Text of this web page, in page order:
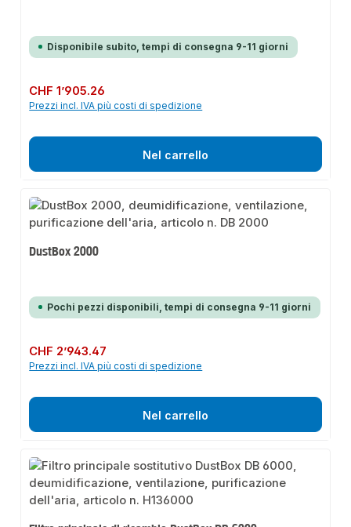
Disponibile subito, tempi di consegna 9-11 giorni
Prezzo normale:
CHF 1’905.26
Prezzi incl. IVA più costi di spedizione
Nel carrello
DustBox 2000
Pochi pezzi disponibili, tempi di consegna 9-11 giorni
Prezzo normale:
CHF 2’943.47
Prezzi incl. IVA più costi di spedizione
Nel carrello